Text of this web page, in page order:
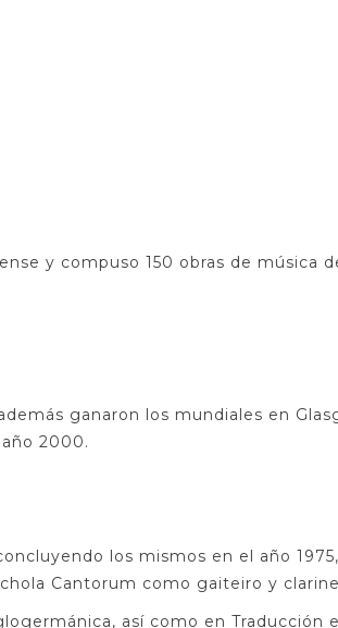
y compuso 150 obras de música
ganaron los mundiales en
2000.
los mismos en el año
Cantorum como gaiteiro y
así como en